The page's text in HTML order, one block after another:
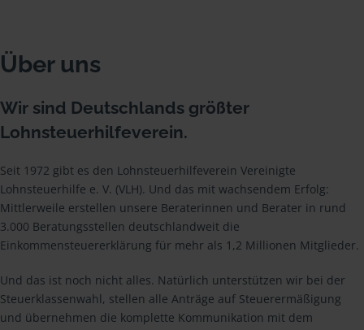
Über uns
Wir sind Deutschlands größter
Lohnsteuerhilfeverein.
Seit 1972 gibt es den Lohnsteuerhilfeverein Vereinigte
Lohnsteuerhilfe e. V. (VLH). Und das mit wachsendem Erfolg:
Mittlerweile erstellen unsere Beraterinnen und Berater in rund
3.000 Beratungsstellen deutschlandweit die
Einkommensteuererklärung für mehr als 1,2 Millionen Mitglieder.
Und das ist noch nicht alles. Natürlich unterstützen wir bei der
Steuerklassenwahl, stellen alle Anträge auf Steuerermäßigung
und übernehmen die komplette Kommunikation mit dem